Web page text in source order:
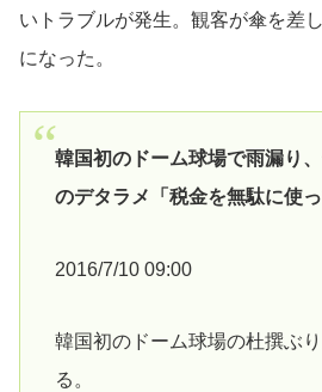
いトラブルが発生。観客が傘を差
になった。
韓国初のドーム球場で雨漏り
のデタラメ「税金を無駄に使
2016/7/10 09:00
韓国初のドーム球場の杜撰ぶ
る。